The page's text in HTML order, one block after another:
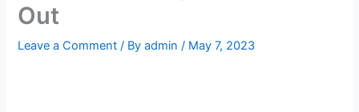
Out
Leave a Comment / Byadmin/ May 7, 2023